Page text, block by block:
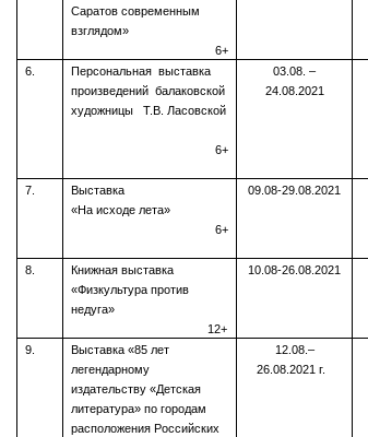
Саратов современным
взглядом»
6+
6.
Персональная выставка
произведений балаковской
художницы Т.В. Ласовской
6+
03.08. –
24.08.2021
7.
Выставка
«На исходе лета»
6+
09.08-29.08.2021
8.
Книжная выставка
«Физкультура против
недуга»
12+
10.08-26.08.2021
9.
Выставка «85 лет
легендарному
издательству «Детская
литература» по городам
расположения Российских
12.08.–
26.08.2021 г.